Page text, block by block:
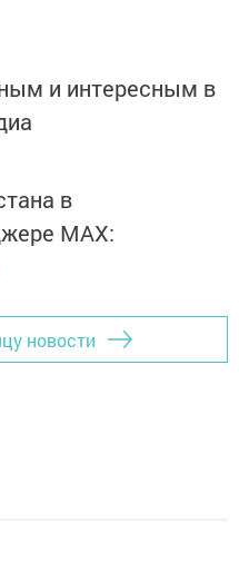
и интересным в
в
MАХ:
новости